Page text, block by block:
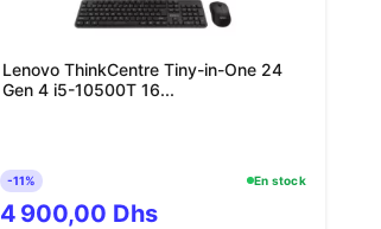
Lenovo ThinkCentre Tiny-in-One 24
Gen 4 i5-10500T 16...
-11% En stock
4 900,00 Dhs